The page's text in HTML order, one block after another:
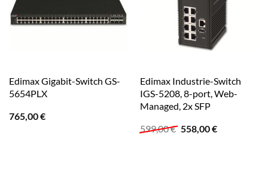
Edimax Gigabit-Switch GS-
5654PLX
765,00€
Edimax Industrie-Switch
IGS-5208, 8-port, Web-
Managed, 2x SFP
599,00€ Ursprünglicher
Preis
558,00€Aktueller